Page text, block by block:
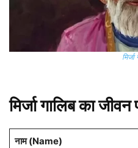
मिर्जा गालिब का
नाम (Name)